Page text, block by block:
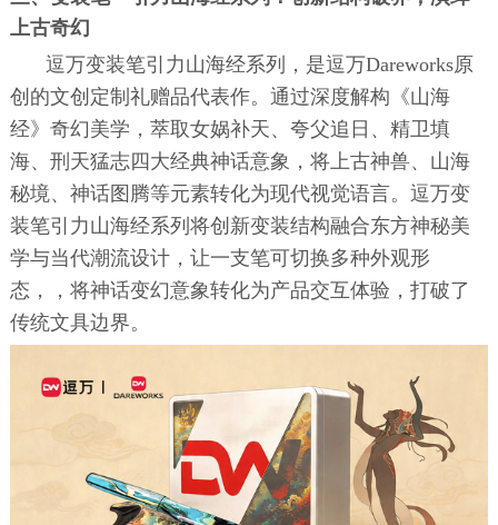
上古奇幻
逗万变装笔引力山海经系列，是逗万Dareworks原
创的文创定制礼赠品代表作。通过深度解构《山海
经》奇幻美学，萃取女娲补天、夸父追日、精卫填
海、刑天猛志四大经典神话意象，将上古神兽、山海
秘境、神话图腾等元素转化为现代视觉语言。逗万变
装笔引力山海经系列将创新变装结构融合东方神秘美
学与当代潮流设计，让一支笔可切换多种外观形
态，，将神话变幻意象转化为产品交互体验，打破了
传统文具边界。